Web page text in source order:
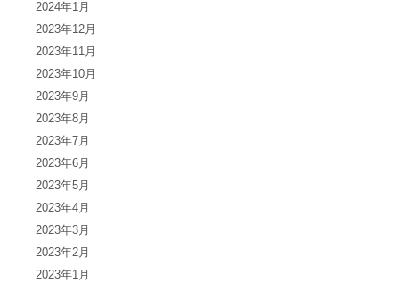
2024年1月
2023年12月
2023年11月
2023年10月
2023年9月
2023年8月
2023年7月
2023年6月
2023年5月
2023年4月
2023年3月
2023年2月
2023年1月